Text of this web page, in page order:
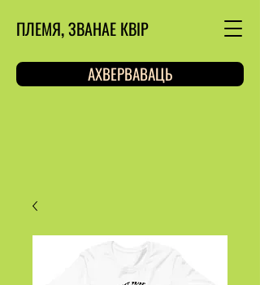
ПЛЕМЯ, ЗВАНАЕ КВІР
АХВЕРВАВАЦЬ